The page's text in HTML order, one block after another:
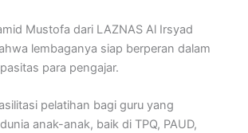
Mustofa dari LAZNAS Al Irsyad
lembaganya siap berperan dalam
para pengajar.
pelatihan bagi guru yang
anak-anak, baik di TPQ, PAUD,